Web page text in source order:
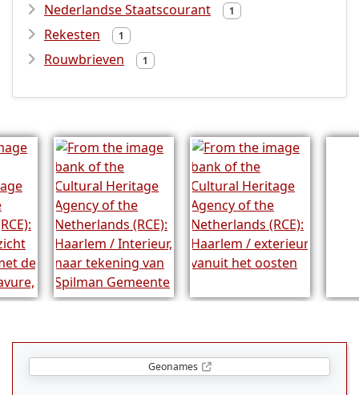
Nederlandse Staatscourant 1
Rekesten 1
Rouwbrieven 1
Geonames